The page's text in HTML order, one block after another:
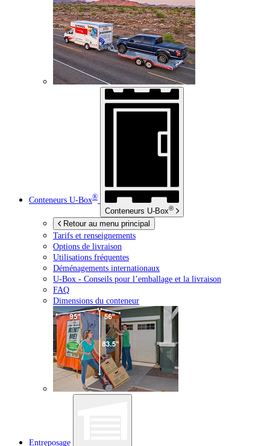
Conteneurs U-Box®
Conteneurs U-Box®
Retour au menu principal
Tarifs et renseignements
Options de livraison
Utilisations fréquentes
Déménagements internationaux
U-Box - Conseils pour l’emballage et la livraison
FAQ
Dimensions du conteneur
Entreposage